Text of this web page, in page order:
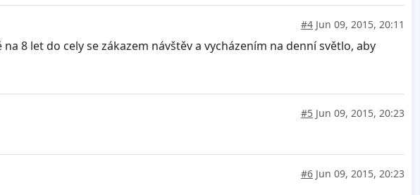
#4 Jun 09, 2015, 20:11
8 let do cely se zákazem návštěv a vycházením na denní světlo, aby
#5 Jun 09, 2015, 20:23
#6 Jun 09, 2015, 20:23